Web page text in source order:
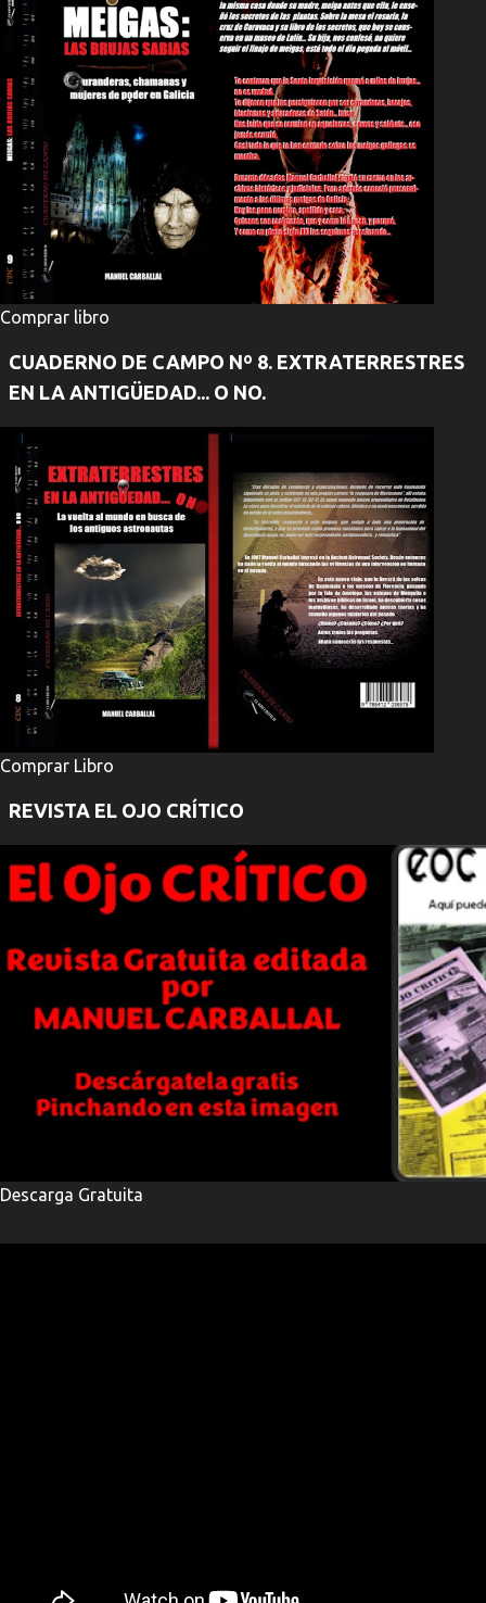
Comprar libro
CUADERNO DE CAMPO Nº 8. EXTRATERRESTRES
EN LA ANTIGÜEDAD... O NO.
Comprar Libro
REVISTA EL OJO CRÍTICO
Descarga Gratuita